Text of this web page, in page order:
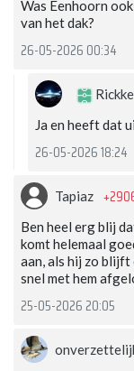
Was Eenhoorn
van het dak?
26-05-2026 00:34
Ja en heeft dat
26-05-2026 18:24
Tapiaz
Ben heel erg blij
komt helemaal
aan, als hij zo
snel met hem
25-05-2026 20:05